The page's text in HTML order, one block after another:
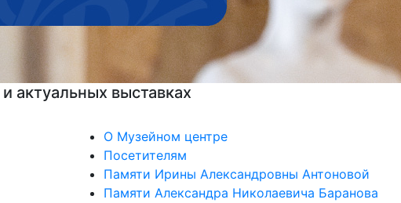
О Музейном центре
Посетителям
Памяти Ирины Александровны Антоновой
Памяти Александра Николаевича Баранова